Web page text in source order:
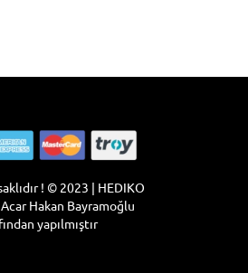
! © 2023 | HEDIKO
Acar Hakan Bayramoğlu
yapılmıştır